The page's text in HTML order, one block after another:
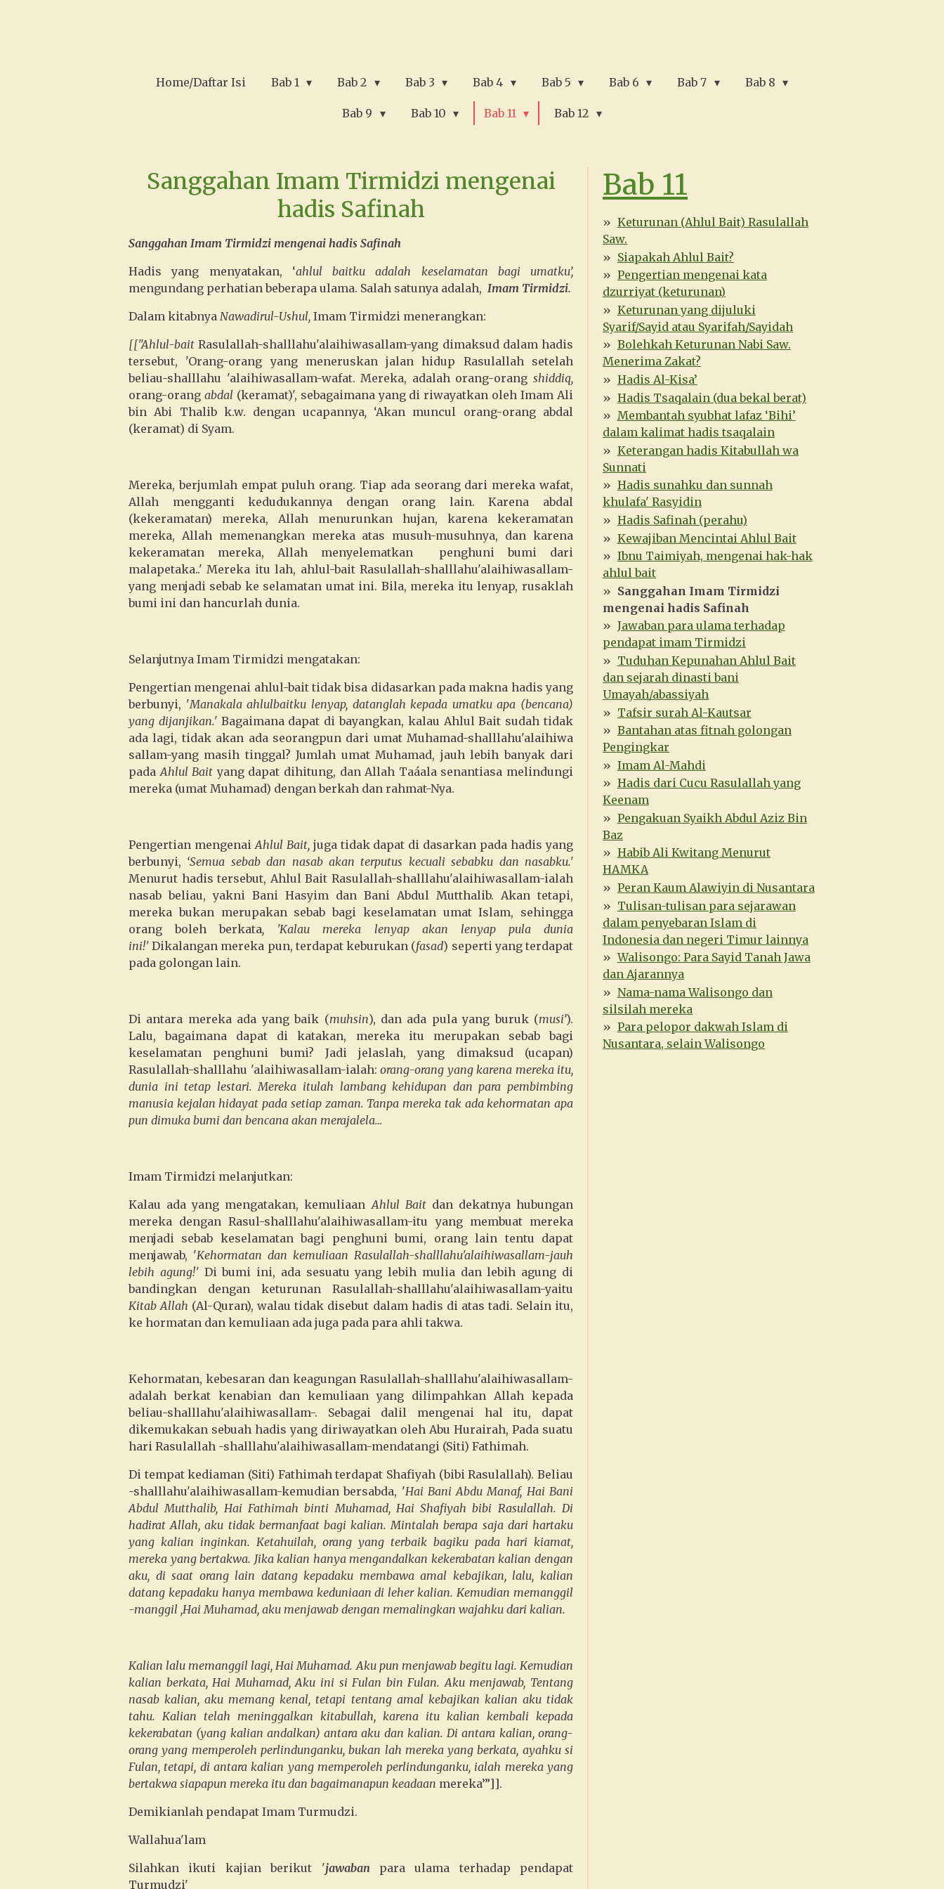
Home/Daftar Isi Bab 1 Bab 2 Bab 3 Bab 4 Bab 5 Bab 6 Bab 7 Bab 8
Bab 9 Bab 10 Bab 11 Bab 12
Sanggahan Imam Tirmidzi mengenai
hadis Safinah
Sanggahan Imam Tirmidzi mengenai hadis Safinah
Hadis yang menyatakan, ‘ahlul baitku adalah keselamatan bagi umatku’,
mengundang perhatian beberapa ulama. Salah satunya adalah, Imam Tirmidzi.
Dalam kitabnya Nawadirul-Ushul, Imam Tirmidzi menerangkan:
[["Ahlul-bait Rasulallah-shalllahu'alaihiwasallam-yang dimaksud dalam hadis
tersebut, 'Orang-orang yang meneruskan jalan hidup Rasulallah setelah
beliau-shalllahu 'alaihiwasallam-wafat. Mereka, adalah orang-orang shiddiq,
orang-orang abdal (keramat)', sebagaimana yang di riwayatkan oleh Imam Ali
bin Abi Thalib k.w. dengan ucapannya, ‘Akan muncul orang-orang abdal
(keramat) di Syam.
Mereka, berjumlah empat puluh orang. Tiap ada seorang dari mereka wafat,
Allah mengganti kedudukannya dengan orang lain. Karena abdal
(kekeramatan) mereka, Allah menurunkan hujan, karena kekeramatan
mereka, Allah memenangkan mereka atas musuh-musuhnya, dan karena
kekeramatan mereka, Allah menyelematkan penghuni bumi dari
malapetaka..' Mereka itu lah, ahlul-bait Rasulallah-shalllahu'alaihiwasallam-
yang menjadi sebab ke selamatan umat ini. Bila, mereka itu lenyap, rusaklah
bumi ini dan hancurlah dunia.
Selanjutnya Imam Tirmidzi mengatakan:
Pengertian mengenai ahlul-bait tidak bisa didasarkan pada makna hadis yang
berbunyi, 'Manakala ahlulbaitku lenyap, datanglah kepada umatku apa (bencana)
yang dijanjikan.'Bagaimana dapat di bayangkan, kalau Ahlul Bait sudah tidak
ada lagi, tidak akan ada seorangpun dari umat Muhamad-shalllahu'alaihiwa
sallam-yang masih tinggal? Jumlah umat Muhamad, jauh lebih banyak dari
padaAhlul Bait yang dapat dihitung, dan Allah Taáala senantiasa melindungi
mereka (umat Muhamad) dengan berkah dan rahmat-Nya.
Pengertian mengenaiAhlul Bait,juga tidak dapat di dasarkan pada hadis yang
berbunyi, ‘Semua sebab dan nasab akan terputus kecuali sebabku dan nasabku.'
Menurut hadis tersebut, Ahlul Bait Rasulallah-shalllahu'alaihiwasallam-ialah
nasab beliau, yakni Bani Hasyim dan Bani Abdul Mutthalib. Akan tetapi,
mereka bukan merupakan sebab bagi keselamatan umat Islam, sehingga
orang boleh berkata, 'Kalau mereka lenyap akan lenyap pula dunia
ini!' Dikalangan mereka pun, terdapat keburukan (fasad) seperti yang terdapat
pada golongan lain.
Di antara mereka ada yang baik (muhsin), dan ada pula yang buruk (musi’).
Lalu, bagaimana dapat di katakan, mereka itu merupakan sebab bagi
keselamatan penghuni bumi? Jadi jelaslah, yang dimaksud (ucapan)
Rasulallah-shalllahu 'alaihiwasallam-ialah: orang-orang yang karena mereka itu,
dunia ini tetap lestari. Mereka itulah lambang kehidupan dan para pembimbing
manusia kejalan hidayat pada setiap zaman. Tanpa mereka tak ada kehormatan apa
pun dimuka bumi dan bencana akan merajalela…
Imam Tirmidzi melanjutkan:
Kalau ada yang mengatakan, kemuliaanAhlul Baitdan dekatnya hubungan
mereka dengan Rasul-shalllahu'alaihiwasallam-itu yang membuat mereka
menjadi sebab keselamatan bagi penghuni bumi, orang lain tentu dapat
menjawab, 'Kehormatan dan kemuliaan Rasulallah-shalllahu'alaihiwasallam-jauh
lebih agung!'Di bumi ini, ada sesuatu yang lebih mulia dan lebih agung di
bandingkan dengan keturunan Rasulallah-shalllahu'alaihiwasallam-yaitu
Kitab Allah (Al-Quran), walau tidak disebut dalam hadis di atas tadi. Selain itu,
ke hormatan dan kemuliaan ada juga pada para ahli takwa.
Kehormatan, kebesaran dan keagungan Rasulallah-shalllahu'alaihiwasallam-
adalah berkat kenabian dan kemuliaan yang dilimpahkan Allah kepada
beliau-shalllahu'alaihiwasallam-. Sebagai dalil mengenai hal itu, dapat
dikemukakan sebuah hadis yang diriwayatkan oleh Abu Hurairah, Pada suatu
hari Rasulallah -shalllahu'alaihiwasallam-mendatangi (Siti) Fathimah.
Di tempat kediaman (Siti) Fathimah terdapat Shafiyah (bibi Rasulallah). Beliau
-shalllahu'alaihiwasallam-kemudian bersabda, 'Hai Bani Abdu Manaf, Hai Bani
Abdul Mutthalib, Hai Fathimah binti Muhamad, Hai Shafiyah bibi Rasulallah. Di
hadirat Allah, aku tidak bermanfaat bagi kalian. Mintalah berapa saja dari hartaku
yang kalian inginkan. Ketahuilah, orang yang terbaik bagiku pada hari kiamat,
mereka yang bertakwa. Jika kalian hanya mengandalkan kekerabatan kalian dengan
aku, di saat orang lain datang kepadaku membawa amal kebajikan, lalu, kalian
datang kepadaku hanya membawa keduniaan di leher kalian. Kemudian memanggil
-manggil ,Hai Muhamad, aku menjawab dengan memalingkan wajahku dari kalian.
Kalian lalu memanggil lagi, Hai Muhamad. Aku pun menjawab begitu lagi. Kemudian
kalian berkata, Hai Muhamad, Aku ini si Fulan bin Fulan. Aku menjawab, Tentang
nasab kalian, aku memang kenal, tetapi tentang amal kebajikan kalian aku tidak
tahu. Kalian telah meninggalkan kitabullah, karena itu kalian kembali kepada
kekerabatan (yang kalian andalkan) antara aku dan kalian. Di antara kalian, orang-
orang yang memperoleh perlindunganku, bukan lah mereka yang berkata, ayahku si
Fulan, tetapi, di antara kalian yang memperoleh perlindunganku, ialah mereka yang
bertakwa siapapun mereka itu dan bagaimanapun keadaan mereka’”]].
Demikianlah pendapat Imam Turmudzi.
Wallahua'lam
Silahkan ikuti kajian berikut 'jawaban para ulama terhadap pendapat
Turmudzi'
Bab 11
Keturunan (Ahlul Bait) Rasulallah
Saw.
Siapakah Ahlul Bait?
Pengertian mengenai kata
dzurriyat (keturunan)
Keturunan yang dijuluki
Syarif/Sayid atau Syarifah/Sayidah
Bolehkah Keturunan Nabi Saw.
Menerima Zakat?
Hadis Al-Kisa’
Hadis Tsaqalain (dua bekal berat)
Membantah syubhat lafaz ‘Bihi’
dalam kalimat hadis tsaqalain
Keterangan hadis Kitabullah wa
Sunnati
Hadis sunahku dan sunnah
khulafa' Rasyidin
Hadis Safinah (perahu)
Kewajiban Mencintai Ahlul Bait
Ibnu Taimiyah, mengenai hak-hak
ahlul bait
Sanggahan Imam Tirmidzi
mengenai hadis Safinah
Jawaban para ulama terhadap
pendapat imam Tirmidzi
Tuduhan Kepunahan Ahlul Bait
dan sejarah dinasti bani
Umayah/abassiyah
Tafsir surah Al-Kautsar
Bantahan atas fitnah golongan
Pengingkar
Imam Al-Mahdi
Hadis dari Cucu Rasulallah yang
Keenam
Pengakuan Syaikh Abdul Aziz Bin
Baz
Habib Ali Kwitang Menurut
HAMKA
Peran Kaum Alawiyin di Nusantara
Tulisan-tulisan para sejarawan
dalam penyebaran Islam di
Indonesia dan negeri Timur lainnya
Walisongo: Para Sayid Tanah Jawa
dan Ajarannya
Nama-nama Walisongo dan
silsilah mereka
Para pelopor dakwah Islam di
Nusantara, selain Walisongo